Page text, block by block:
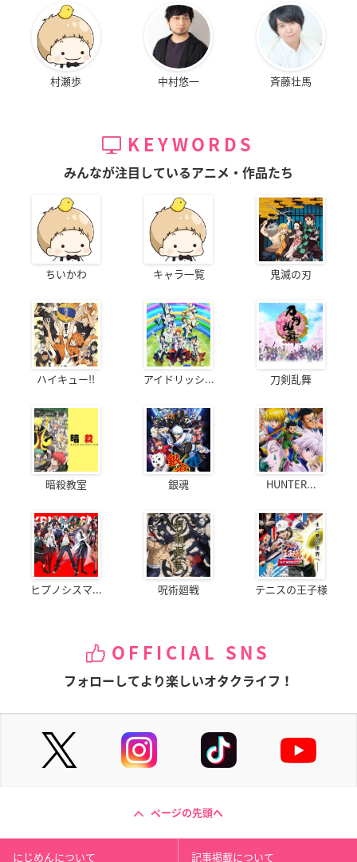
村瀬歩 中村悠一 斉藤壮馬
KEYWORDS
みんなが注目しているアニメ・作品たち
ちいかわ キャラ一覧 鬼滅の刃
ハイキュー!! アイドリッシ... 刀剣乱舞
暗殺教室 銀魂 HUNTER...
ヒプノシスマ... 呪術廻戦 テニスの王子様
OFFICIAL SNS
フォローしてより楽しいオタクライフ！
ページの先頭へ
にじめんについて 記事掲載について